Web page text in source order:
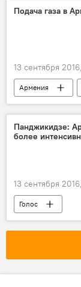
Подача газа в
13 сентября
Армения
Панджикидзе:
более
13 сентября
Голос